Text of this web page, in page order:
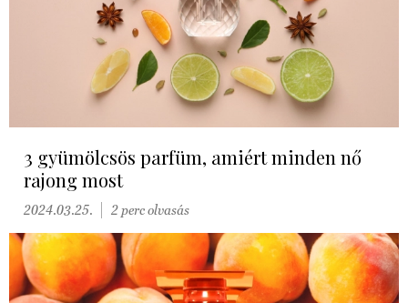
3 gyümölcsös parfüm, amiért minden nő
rajong most
2024.03.25. 2 perc olvasás